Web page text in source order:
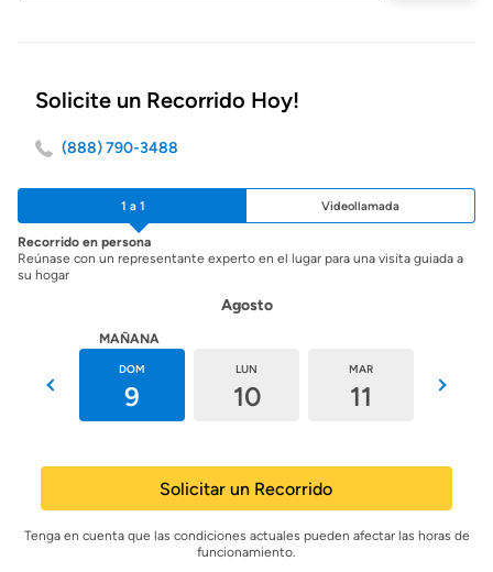
Solicite un Recorrido Hoy!
(888) 790-3488
1 a 1 Videollamada
Recorrido en persona
Reúnase con un representante experto en el lugar para una visita guiada a
su hogar
Agosto
MAÑANA
DOM
9
LUN
10
MAR
11
Solicitar un Recorrido
Tenga en cuenta que las condiciones actuales pueden afectar las horas de
funcionamiento.